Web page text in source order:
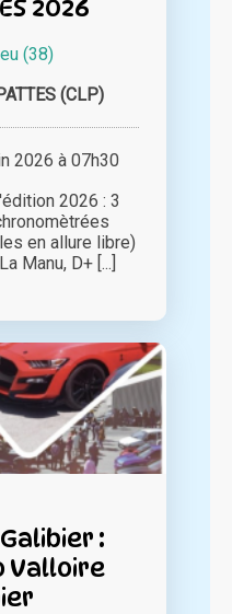
2026
(38)
(CLP)
2026 à 07h30
2026 : 3
en allure libre)
Manu, D+ [...]
:
Valloire